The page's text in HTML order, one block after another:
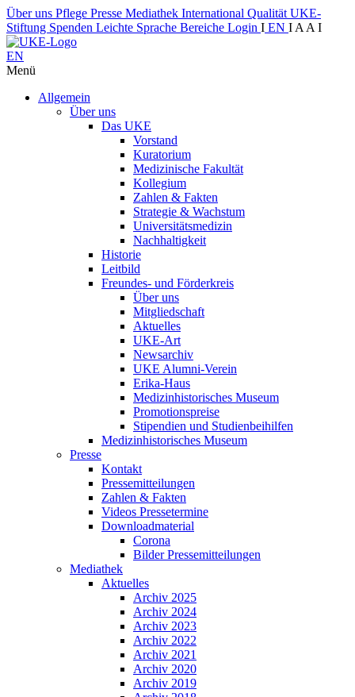
Über uns Pflege Presse Mediathek International Qualität UKE-
Stiftung Spenden Leichte Sprache Bereiche Login I EN I A A I
EN
Menü
Allgemein
Über uns
Das UKE
Vorstand
Kuratorium
Medizinische Fakultät
Kollegium
Zahlen & Fakten
Strategie & Wachstum
Universitätsmedizin
Nachhaltigkeit
Historie
Leitbild
Freundes- und Förderkreis
Über uns
Mitgliedschaft
Aktuelles
UKE-Art
Newsarchiv
UKE Alumni-Verein
Erika-Haus
Medizinhistorisches Museum
Promotionspreise
Stipendien und Studienbeihilfen
Medizinhistorisches Museum
Presse
Kontakt
Pressemitteilungen
Zahlen & Fakten
Videos Pressetermine
Downloadmaterial
Corona
Bilder Pressemitteilungen
Mediathek
Aktuelles
Archiv 2025
Archiv 2024
Archiv 2023
Archiv 2022
Archiv 2021
Archiv 2020
Archiv 2019